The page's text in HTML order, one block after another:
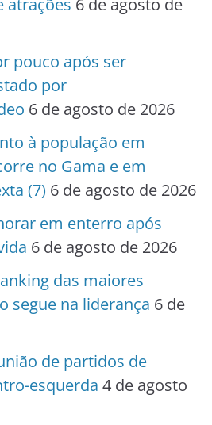
atrações 6 de agosto de
pouco após ser
por
6 de agosto de 2026
à população em
no Gama e em
(7) 6 de agosto de 2026
em enterro após
6 de agosto de 2026
das maiores
segue na liderança 6 de
de partidos de
esquerda 4 de agosto